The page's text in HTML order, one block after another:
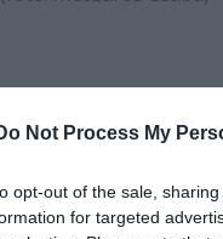
Not Process My
opt-out of the sale,
for targeted
romboló
eltipró
Aki meghajlik
aki derűt,